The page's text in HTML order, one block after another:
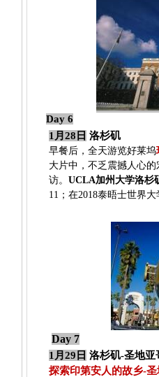
Day 6
1月28日 洛杉矶
早餐后，全天游览好莱坞
大片中，不乏震撼人心
访。 UCLA加州大学洛杉
11；在2018泰晤士世界
Day 7
1月29日 洛杉矶-圣地亚
探索印第安人的故乡-圣